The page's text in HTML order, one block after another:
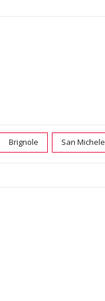
Brignole San Michele